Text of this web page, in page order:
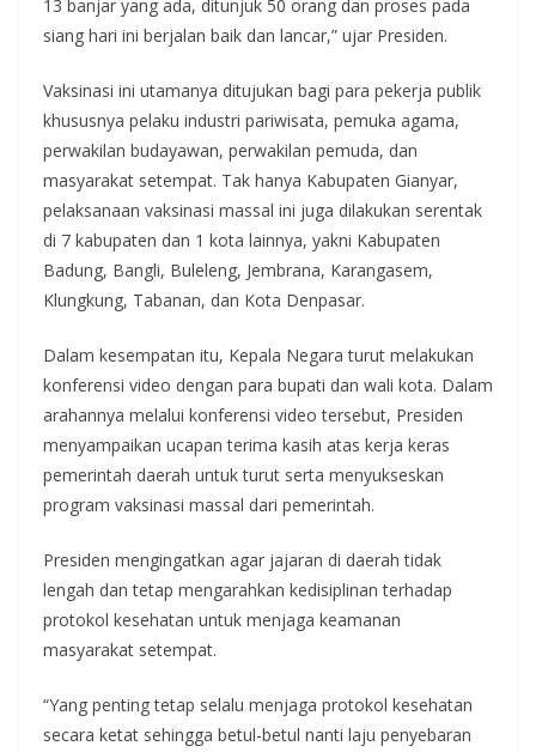
13 banjar yang ada, ditunjuk 50 orang dan proses pada
siang hari ini berjalan baik dan lancar,” ujar Presiden.
Vaksinasi ini utamanya ditujukan bagi para pekerja publik
khususnya pelaku industri pariwisata, pemuka agama,
perwakilan budayawan, perwakilan pemuda, dan
masyarakat setempat. Tak hanya Kabupaten Gianyar,
pelaksanaan vaksinasi massal ini juga dilakukan serentak
di 7 kabupaten dan 1 kota lainnya, yakni Kabupaten
Badung, Bangli, Buleleng, Jembrana, Karangasem,
Klungkung, Tabanan, dan Kota Denpasar.
Dalam kesempatan itu, Kepala Negara turut melakukan
konferensi video dengan para bupati dan wali kota. Dalam
arahannya melalui konferensi video tersebut, Presiden
menyampaikan ucapan terima kasih atas kerja keras
pemerintah daerah untuk turut serta menyukseskan
program vaksinasi massal dari pemerintah.
Presiden mengingatkan agar jajaran di daerah tidak
lengah dan tetap mengarahkan kedisiplinan terhadap
protokol kesehatan untuk menjaga keamanan
masyarakat setempat.
“Yang penting tetap selalu menjaga protokol kesehatan
secara ketat sehingga betul-betul nanti laju penyebaran